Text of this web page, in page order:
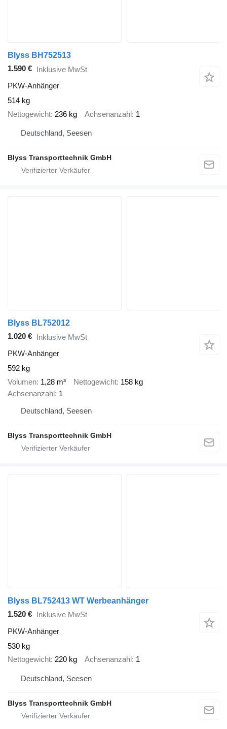
Blyss BH752513
1.590 € Inklusive MwSt
PKW-Anhänger
514 kg
Nettogewicht 236 kg Achsenanzahl 1
Deutschland, Seesen
Blyss Transporttechnik GmbH
Blyss BL752012
1.020 € Inklusive MwSt
PKW-Anhänger
592 kg
Volumen 1,28 m³ Nettogewicht 158 kg
Achsenanzahl 1
Deutschland, Seesen
Blyss Transporttechnik GmbH
Blyss BL752413 WT Werbeanhänger
1.520 € Inklusive MwSt
PKW-Anhänger
530 kg
Nettogewicht 220 kg Achsenanzahl 1
Deutschland, Seesen
Blyss Transporttechnik GmbH